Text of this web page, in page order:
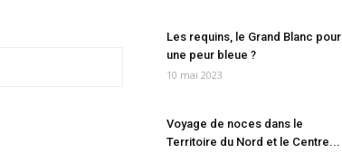
Les requins, le Grand Blanc pour
une peur bleue ?
10 mai 2023
Voyage de noces dans le
Territoire du Nord et le Centre...